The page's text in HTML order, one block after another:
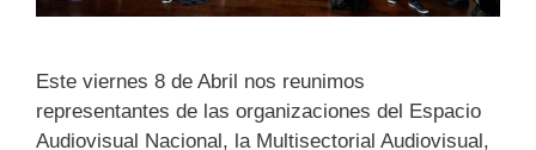
Este viernes 8 de Abril nos reunimos
representantes de las organizaciones del Espacio
Audiovisual Nacional, la Multisectorial Audiovisual,